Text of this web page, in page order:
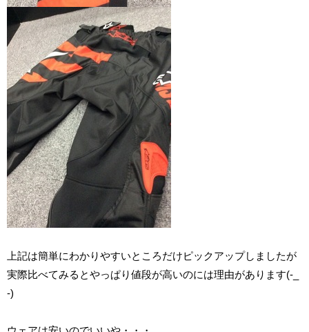
上記は簡単にわかりやすいところだけピックアップしましたが
実際比べてみるとやっぱり値段が高いのには理由があります(-_
-)